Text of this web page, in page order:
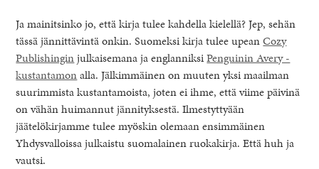
Ja mainitsinko jo, että kirja tulee kahdella kielellä? Jep, sehän
tässä jännittävintä onkin. Suomeksi kirja tulee upeanCozy
Publishinginjulkaisemana ja englanniksiPenguinin Avery -
kustantamonalla. Jälkimmäinen on muuten yksi maailman
suurimmista kustantamoista, joten ei ihme, että viime päivinä
on vähän huimannut jännityksestä. Ilmestyttyään
jäätelökirjamme tulee myöskin olemaan ensimmäinen
Yhdysvalloissa julkaistu suomalainen ruokakirja. Että huh ja
vautsi.